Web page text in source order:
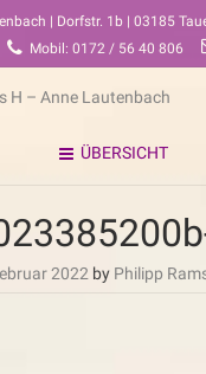
| Dorfstr. 1b | 03185
Mobil: 0172 / 56 40 806
ÜBERSICHT
2022 by Philipp